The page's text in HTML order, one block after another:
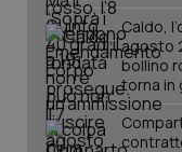
Caldo,
agosto
bollino
torna in